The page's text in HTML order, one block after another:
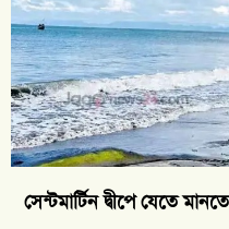
সেন্টমার্টিন দ্বীপে যেতে